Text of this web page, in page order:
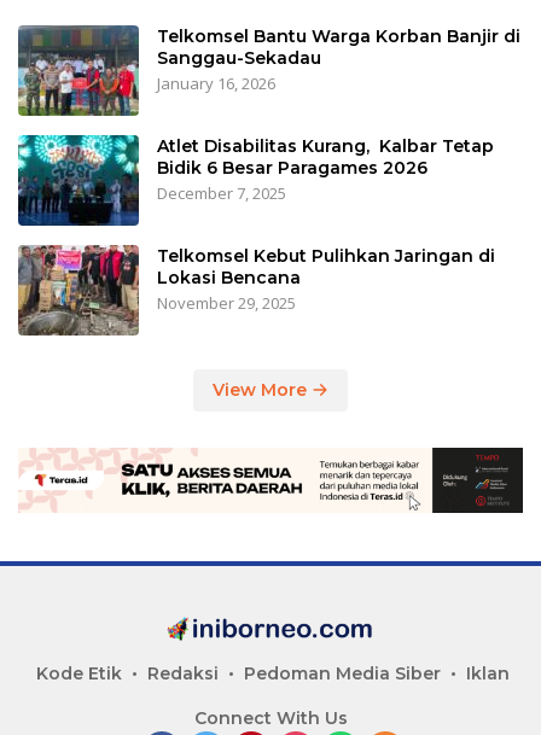
Telkomsel Bantu Warga Korban Banjir di
Sanggau-Sekadau
January 16, 2026
Atlet Disabilitas Kurang, Kalbar Tetap
Bidik 6 Besar Paragames 2026
December 7, 2025
Telkomsel Kebut Pulihkan Jaringan di
Lokasi Bencana
November 29, 2025
View More
Kode Etik Redaksi Pedoman Media Siber Iklan
Connect With Us